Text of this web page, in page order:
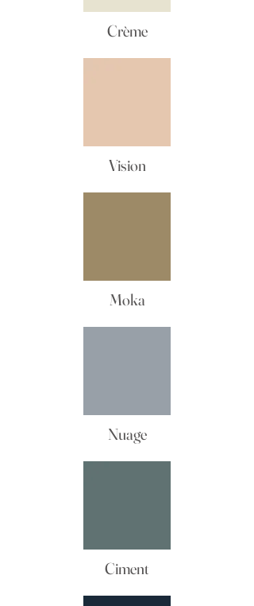
Crème
Vision
Moka
Nuage
Ciment